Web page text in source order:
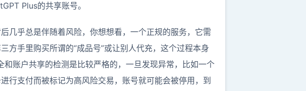
Plus的共享账号。
几乎总是伴随着风险，你想想看，一个正规的服务，它需
方手里购买所谓的“成品号”或让别人代充，这个过程本身
账户共享的检测是比较严格的，一旦发现异常，比如一个
行支付而被标记为高风险交易，账号就可能会被停用，到